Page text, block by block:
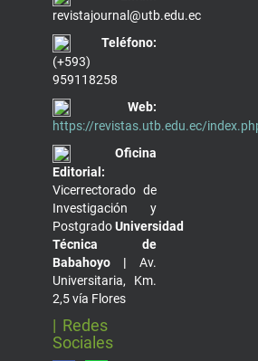
revistajournal@utb.edu.ec
Teléfono:
(+593)
959118258
Web:
https://revistas.utb.edu.ec/
Oficina
Editorial:
Vicerrectorado de
Investigación y
PostgradoUniversidad
Técnica de
Babahoyo | Av.
Universitaria, Km.
2,5 vía Flores
| Redes
Sociales